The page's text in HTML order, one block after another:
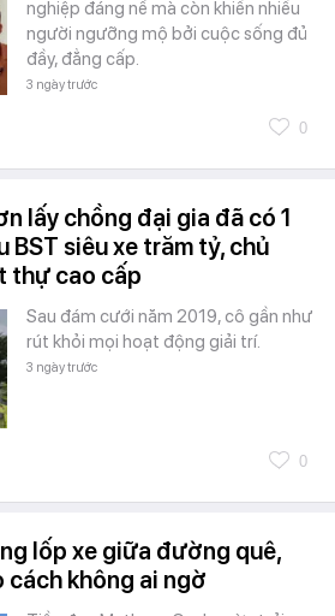
nghiệp đáng nể mà còn khiến nhiều
người ngưỡng mộ bởi cuộc sống đủ
đầy, đẳng cấp.
3 ngày trước
0
lấy chồng đại gia đã có 1
BST siêu xe trăm tỷ, chủ
thự cao cấp
Sau đám cưới năm 2019, cô gần như
rút khỏi mọi hoạt động giải trí.
3 ngày trước
0
lốp xe giữa đường quê,
không ai ngờ